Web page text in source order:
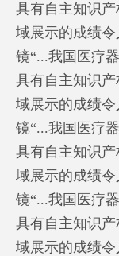
具有自主知识
域展示的成绩
镜“...我国医疗
具有自主知识
域展示的成绩
镜“...我国医疗
具有自主知识
域展示的成绩
镜“...我国医疗
具有自主知识
域展示的成绩